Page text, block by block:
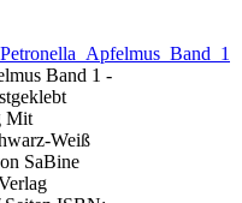
Band 1 -
Mit
Weiß
SaBine